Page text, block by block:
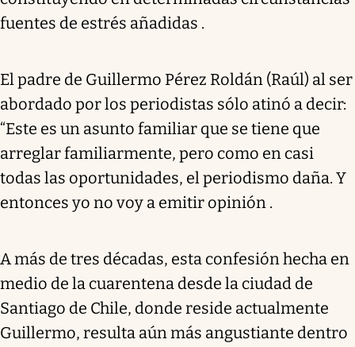
fuentes de estrés añadidas .
El padre de Guillermo Pérez Roldán (Raúl) al ser
abordado por los periodistas sólo atinó a decir:
“Este es un asunto familiar que se tiene que
arreglar familiarmente, pero como en casi
todas las oportunidades, el periodismo daña. Y
entonces yo no voy a emitir opinión .
A más de tres décadas, esta confesión hecha en
medio de la cuarentena desde la ciudad de
Santiago de Chile, donde reside actualmente
Guillermo, resulta aún más angustiante dentro